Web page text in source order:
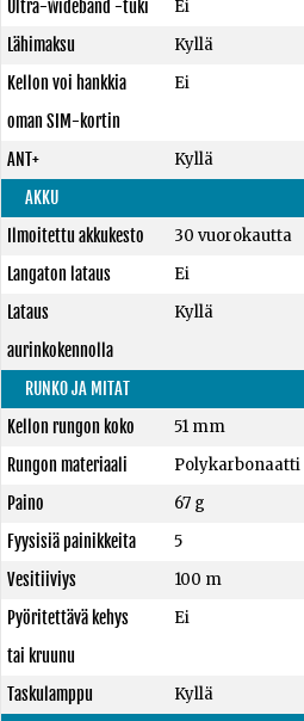
Ultra-wideband -tuki
Ei
Lähimaksu
Kyllä
Kellon voi hankkia
oman SIM-kortin
Ei
ANT+
Kyllä
AKKU
Ilmoitettu akkukesto
30 vuorokautta
Langaton lataus
Ei
Lataus
aurinkokennolla
Kyllä
RUNKO JA MITAT
Kellon rungon koko
51 mm
Rungon materiaali
Polykarbonaatti
Paino
67 g
Fyysisiä painikkeita
5
Vesitiiviys
100 m
Pyöritettävä kehys
tai kruunu
Ei
Taskulamppu
Kyllä